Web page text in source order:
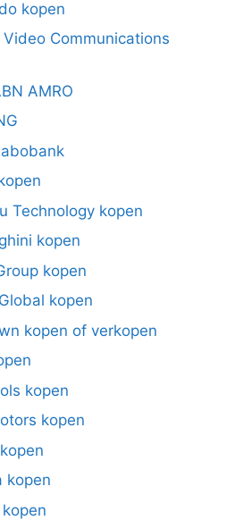
kopen
Communications
AMRO
Technology kopen
kopen
kopen
kopen
kopen of verkopen
kopen
kopen
kopen